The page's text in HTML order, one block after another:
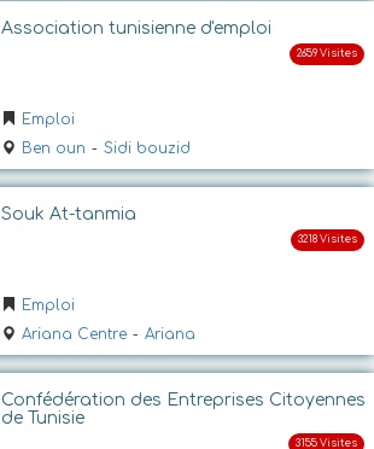
Association tunisienne d'emploi
Emploi
Ben oun - Sidi bouzid
Souk At-tanmia
Emploi
Ariana Centre - Ariana
Confédération des Entreprises Citoyennes
de Tunisie